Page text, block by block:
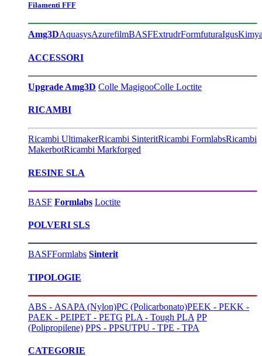
Filamenti FFF
Amg3DAquasysAzurefilmBASFExtrudrFormfuturaIgus
ACCESSORI
Upgrade Amg3D Colle MagigooColle Loctite
RICAMBI
Ricambi UltimakerRicambi SinteritRicambi FormlabsRicambi
MakerbotRicambi Markforged
RESINE SLA
BASF Formlabs Loctite
POLVERI SLS
BASFFormlabs Sinterit
TIPOLOGIE
ABS - ASAPA (Nylon)PC (Policarbonato)PEEK - PEKK -
PAEK - PEIPET - PETG PLA - Tough PLA PP
(Polipropilene) PPS - PPSUTPU - TPE - TPA
CATEGORIE